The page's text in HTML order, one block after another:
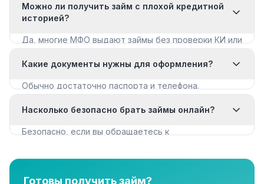
Можно ли получить займ с плохой кредитной
историей?
Да, многие МФО выдают займы без проверки КИ или
с плохой КИ».
Какие документы нужны для оформления?
Обычно достаточно паспорта и телефона.
документы для крупных сумм.
Насколько безопасно брать займы онлайн?
Безопасно, если вы обращаетесь к
организации в нашем каталоге имеют лицензию.
Готовы получить займ?